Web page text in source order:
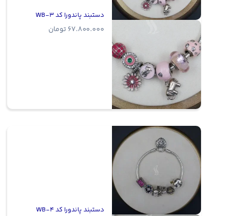
دستبند پاندورا کد WB-3
67.800.000 تومان
دستبند پاندورا کد WB-4